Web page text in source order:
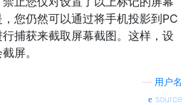
您仍然可以通过将手机投影到PC
行捕获来截取屏幕截图。这样，设
屏。
用户名
source